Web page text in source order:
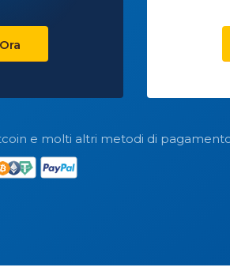
e molti altri metodi di